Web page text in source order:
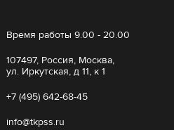
Время работы 9.00 - 20.00
107497, Россия, Москва,
ул. Иркутская, д 11, к 1
+7 (495) 642-68-45
info@tkpss.ru